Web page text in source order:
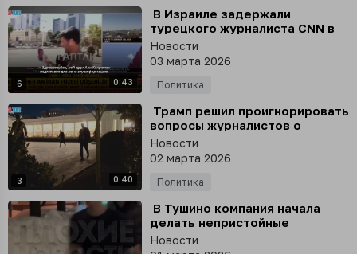
6 0:43
⁣ В Израиле задержали
турецкого журналиста CNN в
прямом эфире - решил
показать зрителям карту
сирен воздушной тревоги
Новости
03 марта 2026
Политика
3 0:40
⁣ Трамп решил проигнорировать
вопросы журналистов о
ситуации в Иране
Новости
02 марта 2026
Политика
⁣ В Тушино компания начала
делать непристойные
предложения девушке,
которая шла в компании
Новости